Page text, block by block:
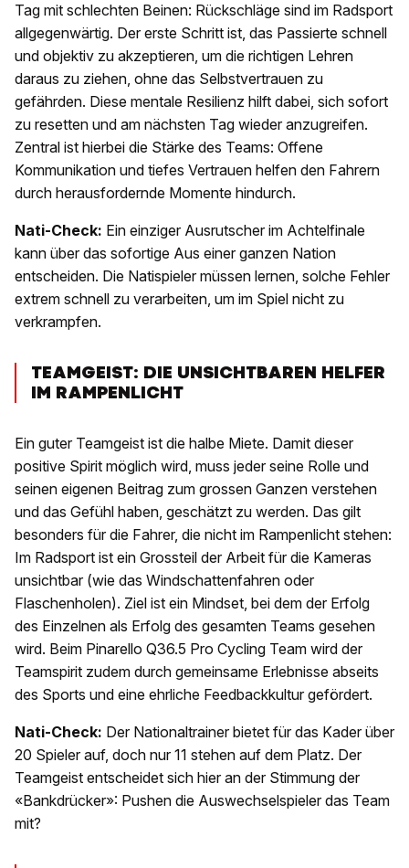
Tag mit schlechten Beinen: Rückschläge sind im Radsport
allgegenwärtig. Der erste Schritt ist, das Passierte schnell
und objektiv zu akzeptieren, um die richtigen Lehren
daraus zu ziehen, ohne das Selbstvertrauen zu
gefährden. Diese mentale Resilienz hilft dabei, sich sofort
zu resetten und am nächsten Tag wieder anzugreifen.
Zentral ist hierbei die Stärke des Teams: Offene
Kommunikation und tiefes Vertrauen helfen den Fahrern
durch herausfordernde Momente hindurch.
Nati-Check: Ein einziger Ausrutscher im Achtelfinale
kann über das sofortige Aus einer ganzen Nation
entscheiden. Die Natispieler müssen lernen, solche Fehler
extrem schnell zu verarbeiten, um im Spiel nicht zu
verkrampfen.
TEAMGEIST: DIE UNSICHTBAREN HELFER
IM RAMPENLICHT
Ein guter Teamgeist ist die halbe Miete. Damit dieser
positive Spirit möglich wird, muss jeder seine Rolle und
seinen eigenen Beitrag zum grossen Ganzen verstehen
und das Gefühl haben, geschätzt zu werden. Das gilt
besonders für die Fahrer, die nicht im Rampenlicht stehen:
Im Radsport ist ein Grossteil der Arbeit für die Kameras
unsichtbar (wie das Windschattenfahren oder
Flaschenholen). Ziel ist ein Mindset, bei dem der Erfolg
des Einzelnen als Erfolg des gesamten Teams gesehen
wird. Beim Pinarello Q36.5 Pro Cycling Team wird der
Teamspirit zudem durch gemeinsame Erlebnisse abseits
des Sports und eine ehrliche Feedbackkultur gefördert.
Nati-Check: Der Nationaltrainer bietet für das Kader über
20 Spieler auf, doch nur 11 stehen auf dem Platz. Der
Teamgeist entscheidet sich hier an der Stimmung der
«Bankdrücker»: Pushen die Auswechselspieler das Team
mit?